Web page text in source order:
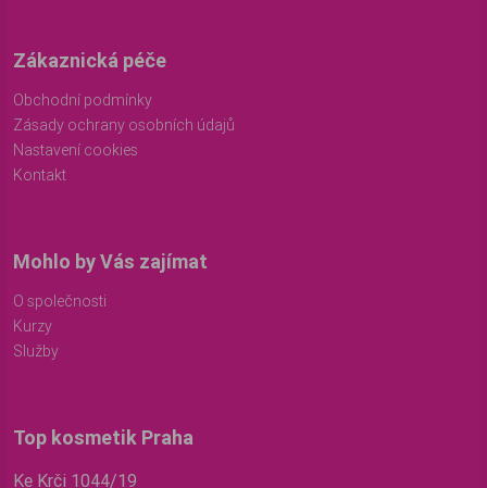
Zákaznická péče
Obchodní podmínky
Zásady ochrany osobních údajů
Nastavení cookies
Kontakt
Mohlo by Vás zajímat
O společnosti
Kurzy
Služby
Top kosmetik Praha
Ke Krči 1044/19